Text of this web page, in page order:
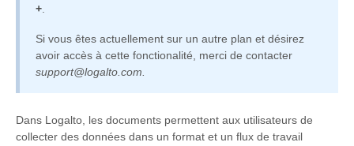
+.
Si vous êtes actuellement sur un autre plan et désirez
avoir accès à cette fonctionalité, merci de contacter
support@logalto.com.
Dans Logalto, les documents permettent aux utilisateurs de
collecter des données dans un format et un flux de travail